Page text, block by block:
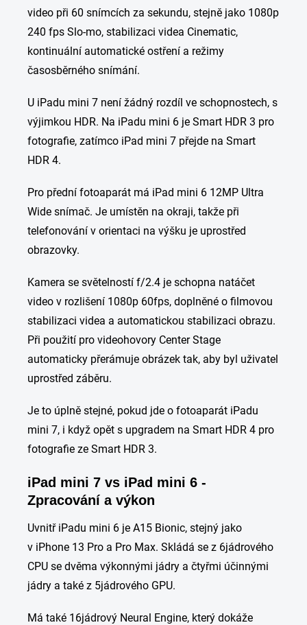
video při 60 snímcích za sekundu, stejně jako 1080p
240 fps Slo-mo, stabilizaci videa Cinematic,
kontinuální automatické ostření a režimy
časosběrného snímání.
U iPadu mini 7 není žádný rozdíl ve schopnostech, s
výjimkou HDR. Na iPadu mini 6 je Smart HDR 3 pro
fotografie, zatímco iPad mini 7 přejde na Smart
HDR 4.
Pro přední fotoaparát má iPad mini 6 12MP Ultra
Wide snímač. Je umístěn na okraji, takže při
telefonování v orientaci na výšku je uprostřed
obrazovky.
Kamera se světelností f/2.4 je schopna natáčet
video v rozlišení 1080p 60fps, doplněné o filmovou
stabilizaci videa a automatickou stabilizaci obrazu.
Při použití pro videohovory Center Stage
automaticky přerámuje obrázek tak, aby byl uživatel
uprostřed záběru.
Je to úplně stejné, pokud jde o fotoaparát iPadu
mini 7, i když opět s upgradem na Smart HDR 4 pro
fotografie ze Smart HDR 3.
iPad mini 7 vs iPad mini 6 -
Zpracování a výkon
Uvnitř iPadu mini 6 je A15 Bionic, stejný jako
v iPhone 13 Pro a Pro Max. Skládá se z 6jádrového
CPU se dvěma výkonnými jádry a čtyřmi účinnými
jádry a také z 5jádrového GPU.
Má také 16jádrový Neural Engine, který dokáže